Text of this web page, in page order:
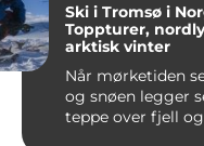
Ski i Tromsø i
Toppturer,
arktisk vinter
Når mørketiden
og snøen legger
teppe over fjell